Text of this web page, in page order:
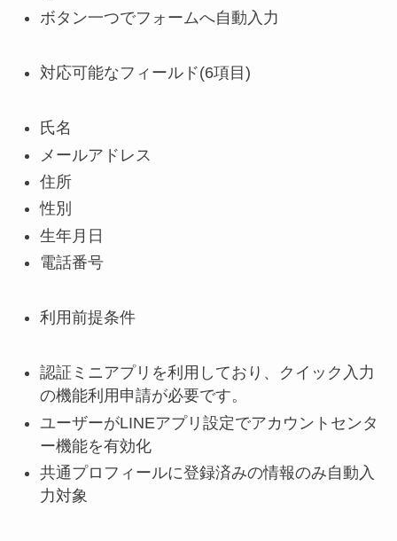
ボタン一つでフォームへ自動入力
対応可能なフィールド(6項目)
氏名
メールアドレス
住所
性別
生年月日
電話番号
利用前提条件
認証ミニアプリを利用しており、クイック入力
の機能利用申請が必要です。
ユーザーがLINEアプリ設定でアカウントセンタ
ー機能を有効化
共通プロフィールに登録済みの情報のみ自動入
力対象